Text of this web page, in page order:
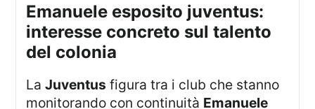
emanuele esposito juventus:
interesse concreto sul talento
del colonia
LaJuventus figura tra i club che stanno
monitorando con continuità Emanuele